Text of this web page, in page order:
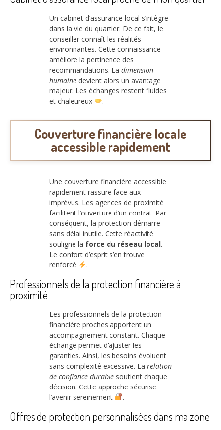
Un cabinet d’assurance local s’intègre
dans la vie du quartier. De ce fait, le
conseiller connaît les réalités
environnantes. Cette connaissance
améliore la pertinence des
recommandations. La dimension
humaine devient alors un avantage
majeur. Les échanges restent fluides
et chaleureux
.
Couverture financière locale
accessible rapidement
Une couverture financière accessible
rapidement rassure face aux
imprévus. Les agences de proximité
facilitent l’ouverture d’un contrat. Par
conséquent, la protection démarre
sans délai inutile. Cette réactivité
souligne la force du réseau local.
Le confort d’esprit s’en trouve
renforcé
.
Professionnels de la protection financière à
proximité
Les professionnels de la protection
financière proches apportent un
accompagnement constant. Chaque
échange permet d’ajuster les
garanties. Ainsi, les besoins évoluent
sans complexité excessive. La relation
de confiance durable soutient chaque
décision. Cette approche sécurise
l’avenir sereinement
.
Offres de protection personnalisées dans ma zone